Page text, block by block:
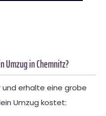
Umzug in Chemnitz?
erhalte eine grobe
Umzug kostet: